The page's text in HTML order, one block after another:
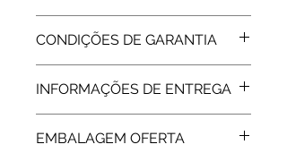
Largura: 1,1 cm
Peso médio (tam: 15): 4,1 grs
CONDIÇÕES DE GARANTIA
do Ouro estão abrangidos pela
Garantia de Fabricante, de 2 Anos,
assegurada pelas respetivas
INFORMAÇÕES DE ENTREGA
EMBALAGEM OFERTA